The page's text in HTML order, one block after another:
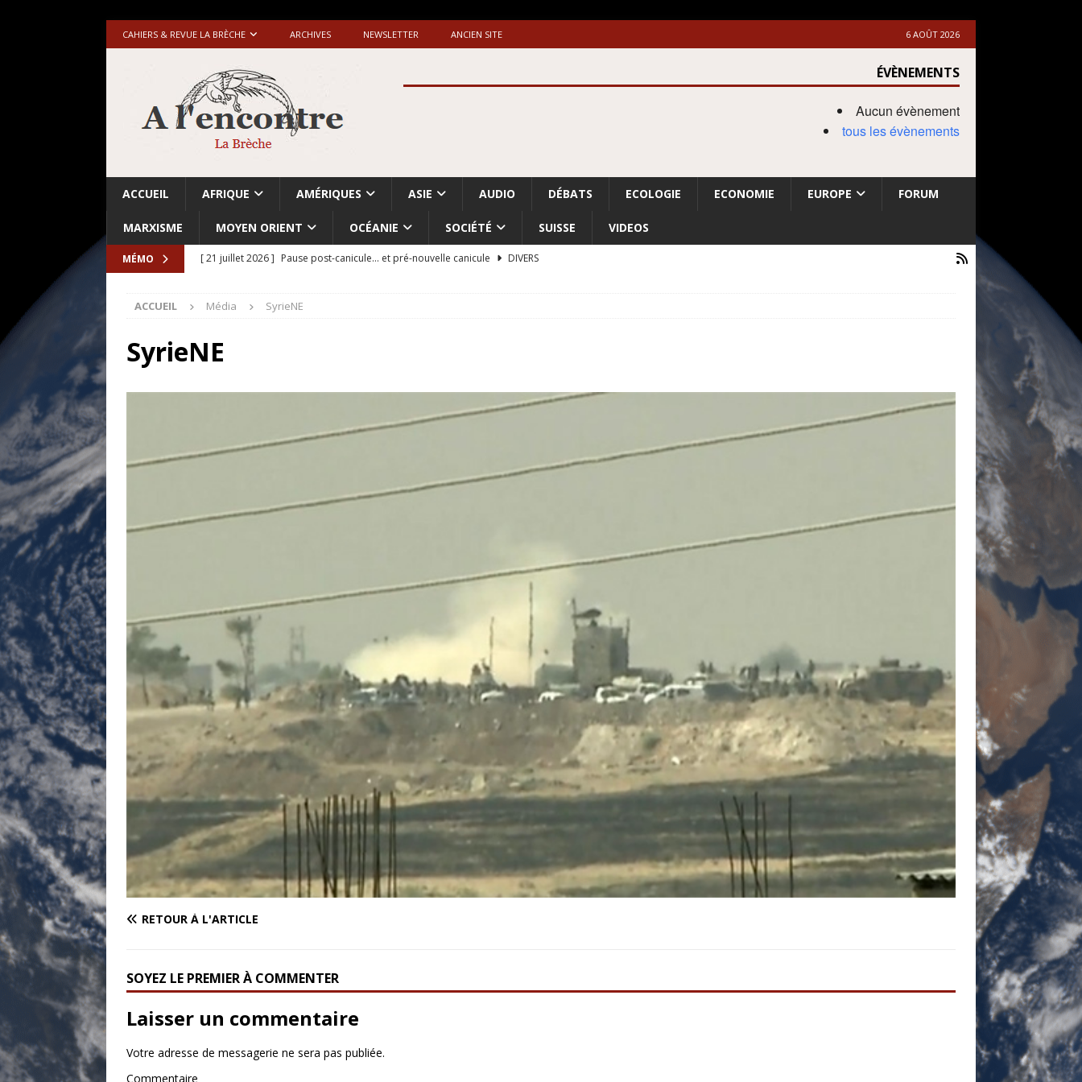
CAHIERS & REVUE LA BRÈCHE ARCHIVES NEWSLETTER ANCIEN SITE 6 AOÛT 2026
ÉVÈNEMENTS
Aucun évènement
tous les évènements
ACCUEIL AFRIQUE AMÉRIQUES ASIE AUDIO DÉBATS ECOLOGIE ECONOMIE EUROPE FORUM
MARXISME MOYEN ORIENT OCÉANIE SOCIÉTÉ SUISSE VIDEOS
MÉMO [ 21 juillet 2026 ] Pause post-canicule… et pré-nouvelle canicule
DIVERS
[ 18 juillet 2026 ] Israël-Palestine. «Accentuation du nettoyage ethnique en Cisjordanie et à Gaza
avant les élections du 27 octobre»
goût… et une menace»
ETATS-UNIS
Iran. Le retour de l’option militaire
ETATS-UNIS
[ 14 juin 2020 ] Brésil. Les vies noires comptent: l’urgence de la démilitarisation de la Police militaire
ACCUEIL Média SyrieNE
SyrieNE
RETOUR À L'ARTICLE
SOYEZ LE PREMIER À COMMENTER
Laisser un commentaire
Votre adresse de messagerie ne sera pas publiée.
Commentaire